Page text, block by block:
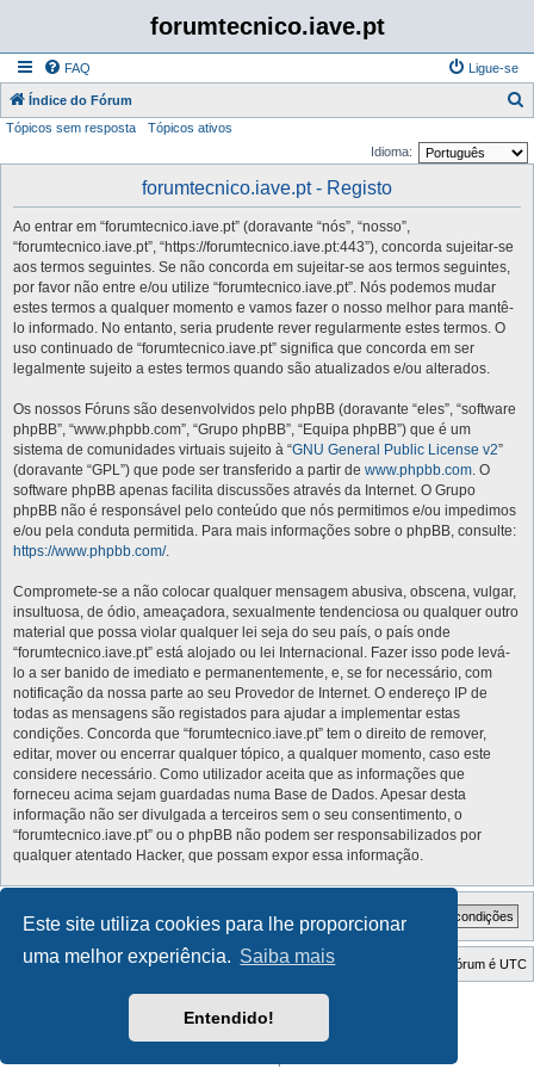
Este site utiliza cookies para lhe proporcionar
uma melhor experiência. Saiba mais
Entendido!
forumtecnico.iave.pt
FAQ Ligue-se
Índice do Fórum
Tópicos sem resposta
Tópicos ativos
Idioma:
forumtecnico.iave.pt - Registo
Ao entrar em “forumtecnico.iave.pt” (doravante “nós”, “nosso”,
“forumtecnico.iave.pt”, “https://forumtecnico.iave.pt:443”), concorda sujeitar-se
aos termos seguintes. Se não concorda em sujeitar-se aos termos seguintes,
por favor não entre e/ou utilize “forumtecnico.iave.pt”. Nós podemos mudar
estes termos a qualquer momento e vamos fazer o nosso melhor para mantê-
lo informado. No entanto, seria prudente rever regularmente estes termos. O
uso continuado de “forumtecnico.iave.pt” significa que concorda em ser
legalmente sujeito a estes termos quando são atualizados e/ou alterados.
Os nossos Fóruns são desenvolvidos pelo phpBB (doravante “eles”, “software
phpBB”, “www.phpbb.com”, “Grupo phpBB”, “Equipa phpBB”) que é um
sistema de comunidades virtuais sujeito à “GNU General Public License v2”
(doravante “GPL”) que pode ser transferido a partir de www.phpbb.com. O
software phpBB apenas facilita discussões através da Internet. O Grupo
phpBB não é responsável pelo conteúdo que nós permitimos e/ou impedimos
e/ou pela conduta permitida. Para mais informações sobre o phpBB, consulte:
https://www.phpbb.com/.
Compromete-se a não colocar qualquer mensagem abusiva, obscena, vulgar,
insultuosa, de ódio, ameaçadora, sexualmente tendenciosa ou qualquer outro
material que possa violar qualquer lei seja do seu país, o país onde
“forumtecnico.iave.pt” está alojado ou lei Internacional. Fazer isso pode levá-
lo a ser banido de imediato e permanentemente, e, se for necessário, com
notificação da nossa parte ao seu Provedor de Internet. O endereço IP de
todas as mensagens são registados para ajudar a implementar estas
condições. Concorda que “forumtecnico.iave.pt” tem o direito de remover,
editar, mover ou encerrar qualquer tópico, a qualquer momento, caso este
considere necessário. Como utilizador aceita que as informações que
forneceu acima sejam guardadas numa Base de Dados. Apesar desta
informação não ser divulgada a terceiros sem o seu consentimento, o
“forumtecnico.iave.pt” ou o phpBB não podem ser responsabilizados por
qualquer atentado Hacker, que possam expor essa informação.
Índice do Fórum O Fuso Horário do Fórum é UTC
GTA game
Desenvolvido porphpBB® Forum Software © phpBB Limited
phpBB Portugal